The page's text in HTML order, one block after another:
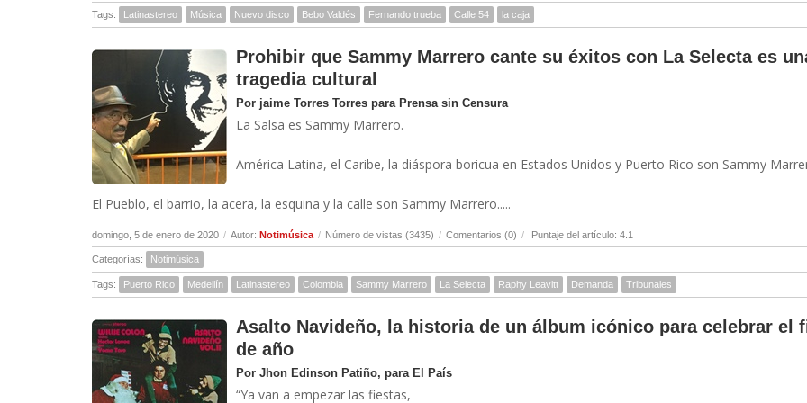
Tags: Latinastereo Música Nuevo disco Bebo Valdés Fernando trueba Calle 54 la caja
Prohibir que Sammy Marrero cante su éxitos con La Selecta es
tragedia cultural
Por jaime Torres Torres para Prensa sin Censura
La Salsa es Sammy Marrero.
América Latina, el Caribe, la diáspora boricua en Estados Unidos y Puerto Rico son Sammy
El Pueblo, el barrio, la acera, la esquina y la calle son Sammy Marrero.....
domingo, 5 de enero de 2020 / Autor: Notimúsica / Número de vistas (3435) / Comentarios (0) / Puntaje del artículo: 4.1
Categorías: Notimúsica
Tags: Puerto Rico Medellín Latinastereo Colombia Sammy Marrero La Selecta Raphy Leavitt Demanda Tribunales
Asalto Navideño, la historia de un álbum icónico para celebrar el
de año
Por Jhon Edinson Patiño, para El País
“Ya van a empezar las fiestas,